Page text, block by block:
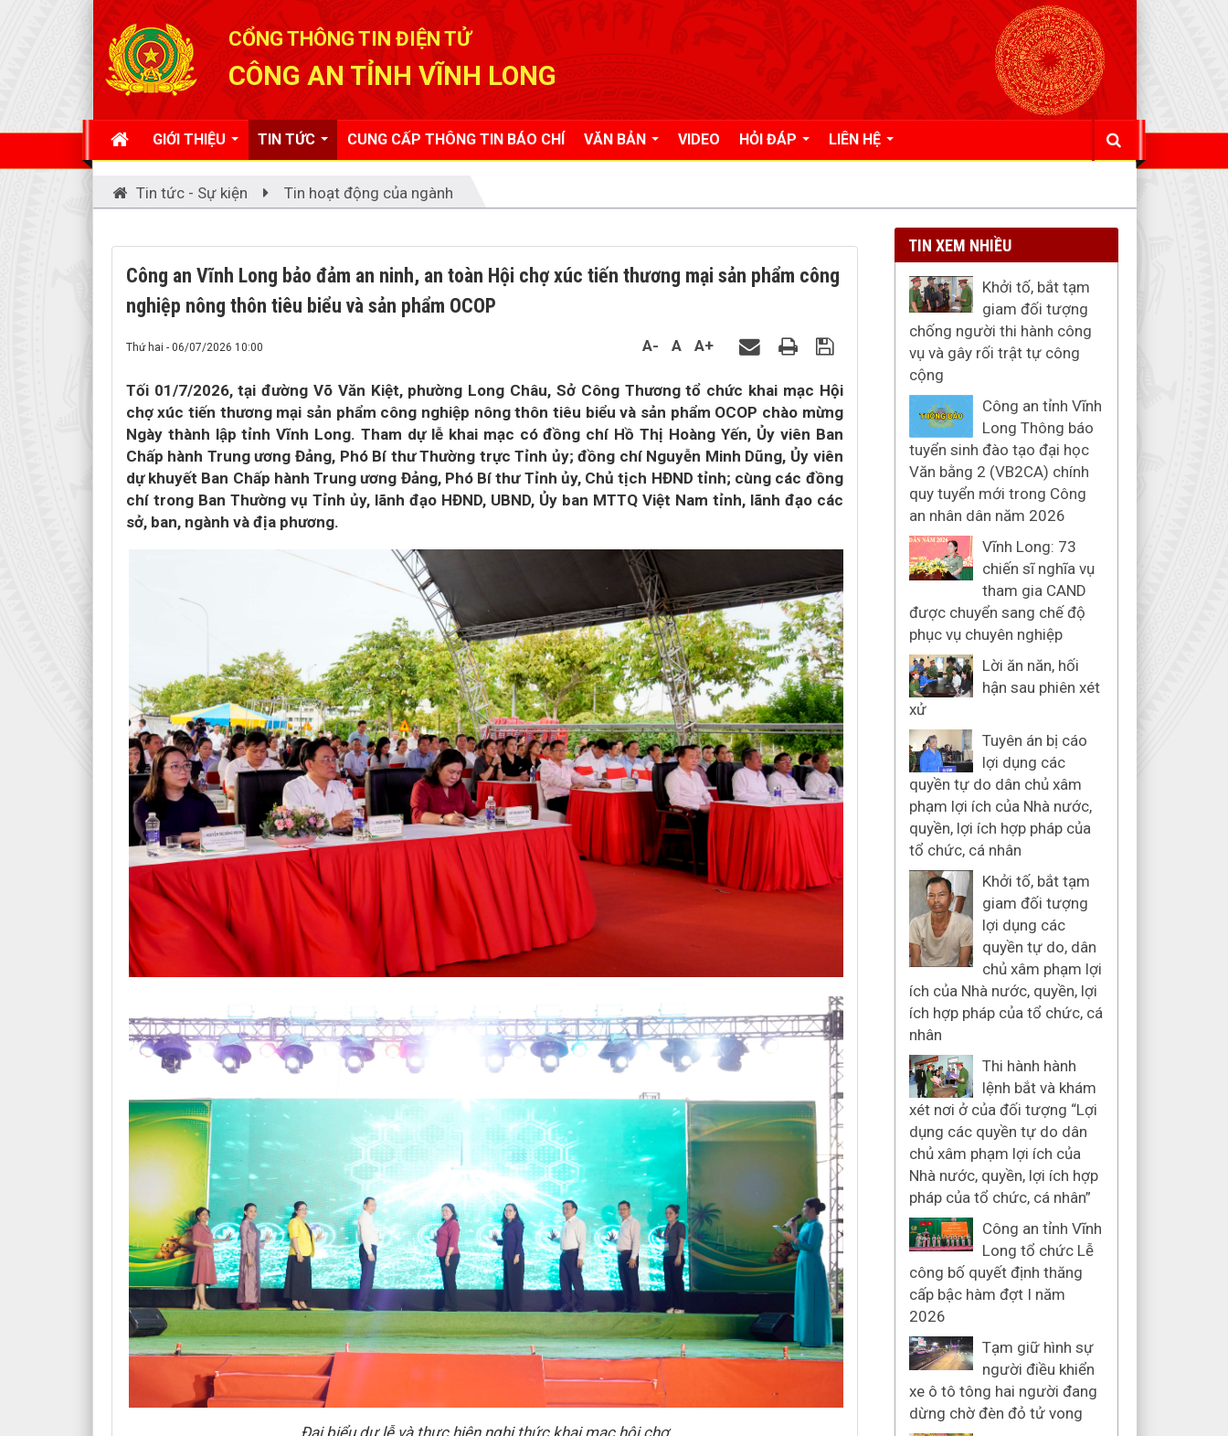
CỔNG THÔNG TIN ĐIỆN TỬ
CÔNG AN TỈNH VĨNH LONG
GIỚI THIỆU TIN TỨC CUNG CẤP THÔNG TIN BÁO CHÍ VĂN BẢN VIDEO HỎI ĐÁP LIÊN HỆ
Tin tức - Sự kiện Tin hoạt động của ngành
Công an Vĩnh Long bảo đảm an ninh, an toàn Hội chợ xúc tiến thương mại sản phẩm công
nghiệp nông thôn tiêu biểu và sản phẩm OCOP
Thứ hai - 06/07/2026 10:00 A- A A+
Tối 01/7/2026, tại đường Võ Văn Kiệt, phường Long Châu, Sở Công Thương tổ chức khai mạc Hội
chợ xúc tiến thương mại sản phẩm công nghiệp nông thôn tiêu biểu và sản phẩm OCOP chào mừng
Ngày thành lập tỉnh Vĩnh Long. Tham dự lễ khai mạc có đồng chí Hồ Thị Hoàng Yến, Ủy viên Ban
Chấp hành Trung ương Đảng, Phó Bí thư Thường trực Tỉnh ủy; đồng chí Nguyễn Minh Dũng, Ủy viên
dự khuyết Ban Chấp hành Trung ương Đảng, Phó Bí thư Tỉnh ủy, Chủ tịch HĐND tỉnh; cùng các đồng
chí trong Ban Thường vụ Tỉnh ủy, lãnh đạo HĐND, UBND, Ủy ban MTTQ Việt Nam tỉnh, lãnh đạo các
sở, ban, ngành và địa phương.
Đại biểu dự lễ và thực hiện nghi thức khai mạc hội chợ
TIN XEM NHIỀU
Khởi tố, bắt tạm
giam đối tượng
chống người thi hành công
vụ và gây rối trật tự công
cộng
Công an tỉnh Vĩnh
Long Thông báo
tuyển sinh đào tạo đại học
Văn bằng 2 (VB2CA) chính
quy tuyển mới trong Công
an nhân dân năm 2026
Vĩnh Long: 73
chiến sĩ nghĩa vụ
tham gia CAND
được chuyển sang chế độ
phục vụ chuyên nghiệp
Lời ăn năn, hối
hận sau phiên xét
xử
Tuyên án bị cáo
lợi dụng các
quyền tự do dân chủ xâm
phạm lợi ích của Nhà nước,
quyền, lợi ích hợp pháp của
tổ chức, cá nhân
Khởi tố, bắt tạm
giam đối tượng
lợi dụng các
quyền tự do, dân
chủ xâm phạm lợi
ích của Nhà nước, quyền, lợi
ích hợp pháp của tổ chức, cá
nhân
Thi hành hành
lệnh bắt và khám
xét nơi ở của đối tượng “Lợi
dụng các quyền tự do dân
chủ xâm phạm lợi ích của
Nhà nước, quyền, lợi ích hợp
pháp của tổ chức, cá nhân”
Công an tỉnh Vĩnh
Long tổ chức Lễ
công bố quyết định thăng
cấp bậc hàm đợt I năm
2026
Tạm giữ hình sự
người điều khiển
xe ô tô tông hai người đang
dừng chờ đèn đỏ tử vong